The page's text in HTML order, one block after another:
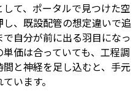
て、ポータルで見つけた空
、既設配管の想定違いで追
自分が前に出る羽目になっ
価は合っていても、工程調
と神経を足し込むと、手元
います。